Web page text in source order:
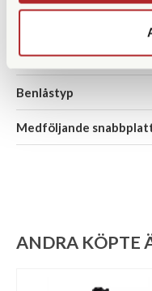
Vikt (g)
Benlåstyp
Medföljande
ANDRA KÖPTE